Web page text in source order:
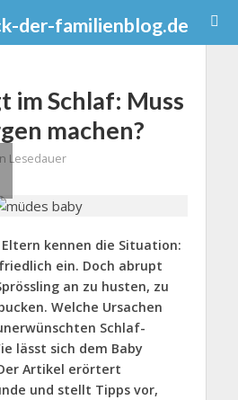
im Schlaf: Muss
machen?
Lesedauer
kennen die Situation:
ein. Doch abrupt
an zu husten, zu
Welche Ursachen
Schlaf-
lässt sich dem Baby
Artikel erörtert
und stellt Tipps vor,